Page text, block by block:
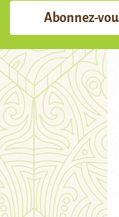
Abonnez-